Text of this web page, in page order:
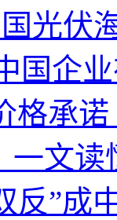
光伏
国企
格承诺
一文
反”成